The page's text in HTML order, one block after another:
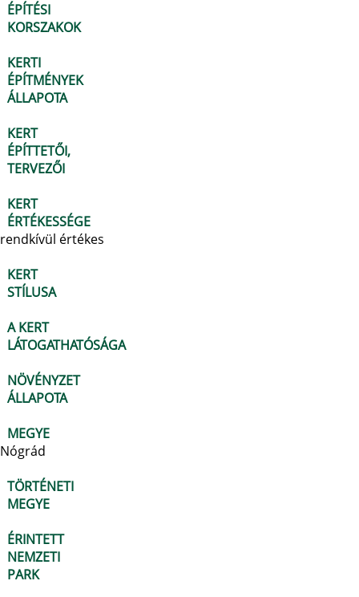
ÉPÍTÉSI
KORSZAKOK
KERTI
ÉPÍTMÉNYEK
ÁLLAPOTA
KERT
ÉPÍTTETŐI,
TERVEZŐI
KERT
ÉRTÉKESSÉGE
rendkívül értékes
KERT
STÍLUSA
A KERT
LÁTOGATHATÓSÁGA
NÖVÉNYZET
ÁLLAPOTA
MEGYE
Nógrád
TÖRTÉNETI
MEGYE
ÉRINTETT
NEMZETI
PARK